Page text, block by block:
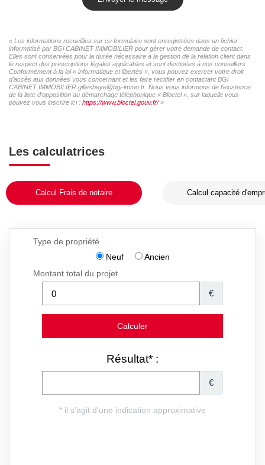
« Les informations recueillies sur ce formulaire sont enregistrées dans un fichier
informatisé par BGi CABINET IMMOBILIER pour gérer votre demande de contact.
Elles sont conservées pour la durée nécessaire à la gestion de la relation client dans
le respect des prescriptions légales applicables et sont destinées à nos conseillers
Conformément à la loi « informatique et libertés », vous pouvez exercer votre droit
d'accès aux données vous concernant et les faire rectifier en contactant BGi
CABINET IMMOBILIER gillesbeye@bgi-immo.fr. Nous vous informons de l'existence
de la liste d'opposition au démarchage téléphonique « Bloctel », sur laquelle vous
pouvez vous inscrire ici : https://www.bloctel.gouv.fr/»
Les calculatrices
Calcul Frais de notaire Calcul capacité